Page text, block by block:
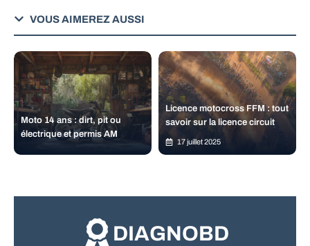
VOUS AIMEREZ AUSSI
Moto 14 ans : dirt, pit ou
électrique et permis AM
Licence motocross FFM : tout
savoir sur la licence circuit
17 juillet 2025
DIAGNOBD